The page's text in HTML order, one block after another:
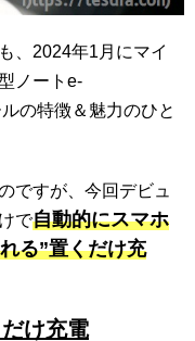
、2024年1月にマイ
ノートe-
の特徴＆魅力のひと
ですが、今回デビュ
で自動的にスマホ
る”置くだけ充
け充電